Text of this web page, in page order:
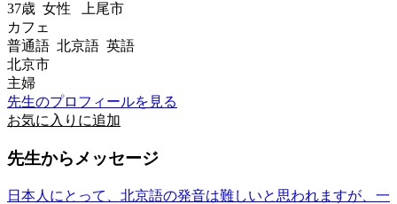
37歳 女性 上尾市
カフェ
普通語 北京語 英語
北京市
主婦
先生のプロフィールを見る
お気に入りに追加
先生からメッセージ
日本人にとって、北京語の発音は難しいと思われますが、一